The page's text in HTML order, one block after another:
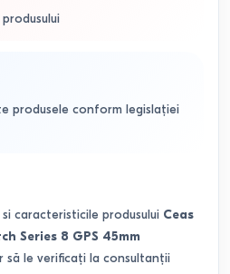
produsele conform legislației
caracteristicile produsului Ceas
Series 8 GPS 45mm
să le verificați la consultanții